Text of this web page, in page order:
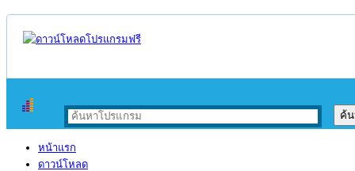
หน้าแรก
ดาวน์โหลด